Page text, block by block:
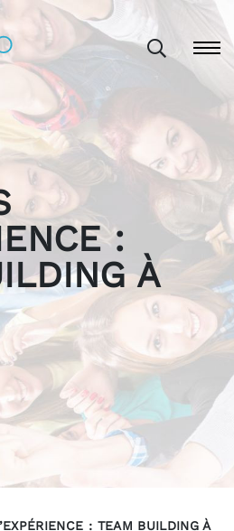
:
À
: TEAM BUILDING À